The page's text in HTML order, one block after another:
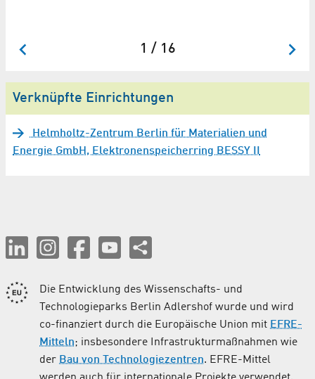
1 / 16
Verknüpfte Einrichtungen
Helmholtz-Zentrum Berlin für Materialien und
Energie GmbH, Elektronenspeicherring BESSY II
Die Entwicklung des Wissenschafts- und
Technologieparks Berlin Adlershof wurde und wird
co-finanziert durch die Europäische Union mit EFRE-
Mitteln; insbesondere Infrastrukturmaßnahmen wie
der Bau von Technologiezentren. EFRE-Mittel